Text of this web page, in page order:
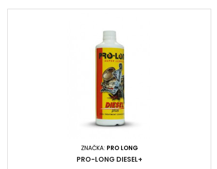
ZNAČKA: PRO LONG
PRO-LONG DIESEL+